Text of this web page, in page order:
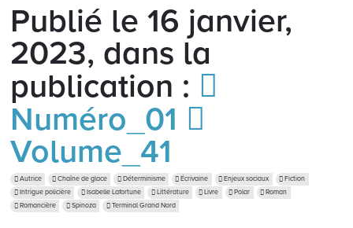
Publié le 16 janvier,
2023, dans la
publication :
Numéro_01
Volume_41
Autrice Chaîne de glace Déterminisme Écrivaine Enjeux sociaux
Fiction
Intrigue policière
Isabelle Lafortune Littérature Livre Polar
Roman
Romancière
Spinoza Terminal Grand Nord